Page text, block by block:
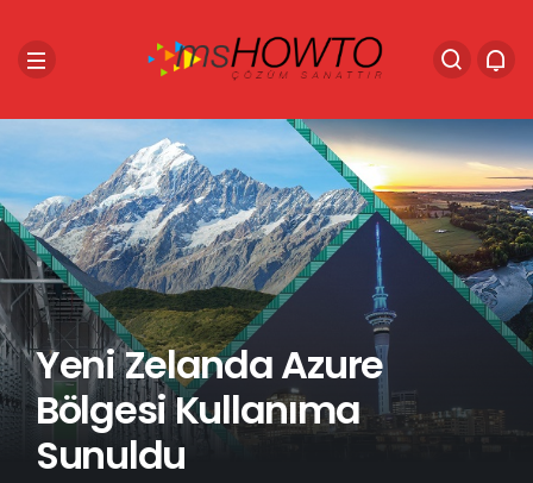
Yeni Zelanda Azure
Bölgesi Kullanıma
Sunuldu